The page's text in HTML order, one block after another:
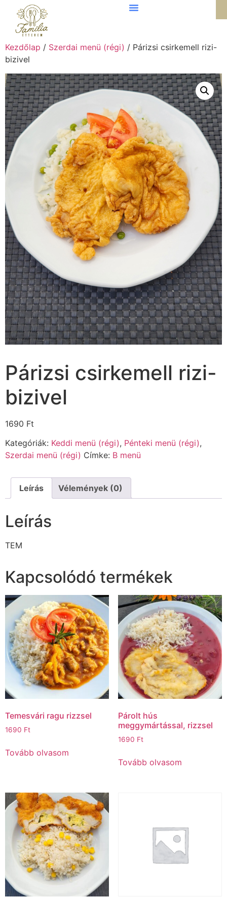
Kezdőlap / Szerdai menü (régi) / Párizsi csirkemell rizi-
bizivel
Párizsi csirkemell rizi-
bizivel
1690 Ft
Kategóriák: Keddi menü (régi), Pénteki menü (régi),
Szerdai menü (régi) Címke: B menü
Leírás Vélemények (0)
Leírás
TEM
Kapcsolódó termékek
Temesvári ragu rizzsel
1690 Ft
Tovább olvasom
Párolt hús
meggymártással, rizzsel
1690 Ft
Tovább olvasom